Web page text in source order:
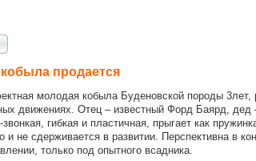
продается
молодая кобыла Буденовской породы 3лет,
движениях. Отец – известный Форд Баярд, дед
звонкая, гибкая и пластичная, прыгает как
и не сдерживается в развитии. Перспективна в
только под опытного всадника.